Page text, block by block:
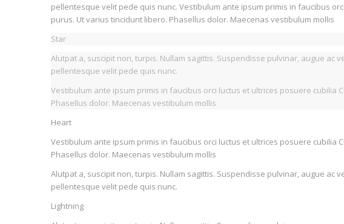
pellentesque velit pede quis nunc. Vestibulum ante ipsum primis in faucibus
purus. Ut varius tincidunt libero. Phasellus dolor. Maecenas vestibulum mollis
Star
Alutpat a, suscipit non, turpis. Nullam sagittis. Suspendisse pulvinar, augue ac
pellentesque velit pede quis nunc.
Vestibulum ante ipsum primis in faucibus orci luctus et ultrices posuere cubilia
Phasellus dolor. Maecenas vestibulum mollis
Heart
Vestibulum ante ipsum primis in faucibus orci luctus et ultrices posuere cubilia
Phasellus dolor. Maecenas vestibulum mollis
Alutpat a, suscipit non, turpis. Nullam sagittis. Suspendisse pulvinar, augue ac
pellentesque velit pede quis nunc.
Lightning